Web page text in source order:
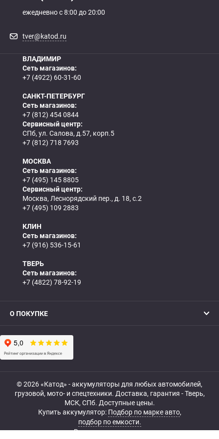
ежедневно с 8:00 до 20:00
tver@katod.ru
ВЛАДИМИР
Сеть магазинов:
+7 (4922) 60-31-60
САНКТ-ПЕТЕРБУРГ
Сеть магазинов:
+7 (812) 454 0844
Сервисный центр:
СПб, ул. Салова, д.57, корп.5
+7 (812) 718 7693
МОСКВА
Сеть магазинов:
+7 (495) 145 8805
Сервисный центр:
Москва, Леснорядский пер., д. 18, с.2
+7 (495) 109 2883
КЛИН
Сеть магазинов:
+7 (916) 536-15-61
ТВЕРЬ
Сеть магазинов:
+7 (4822) 78-92-19
О ПОКУПКЕ
© 2026 «Катод» - аккумуляторы для любых автомобилей,
грузовой, мото- и спецтехники. Доставка, гарантия - Тверь,
МСК, СПб. Доступные цены.
Купить аккумулятор: Подбор по марке авто,
подбор по емкости.
Все права защищены.